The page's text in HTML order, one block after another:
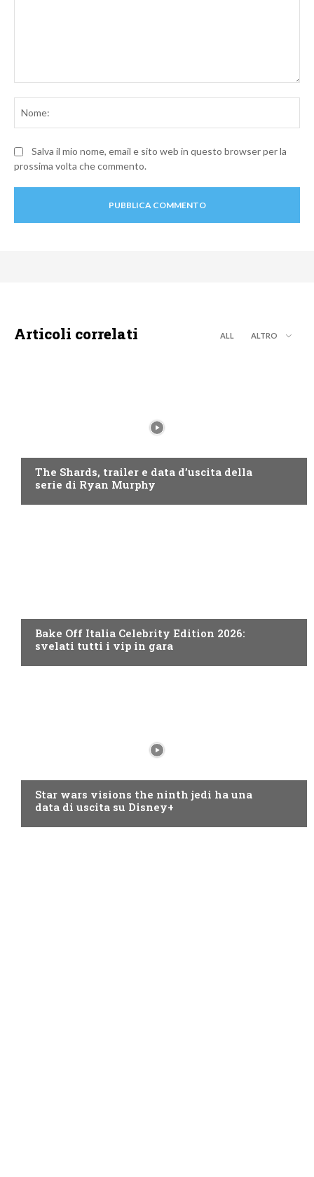
Salva il mio nome, email e sito web in questo browser per la
prossima volta che commento.
Articoli correlati ALL ALTRO
The Shards, trailer e data d’uscita della
serie di Ryan Murphy
Bake Off Italia Celebrity Edition 2026:
svelati tutti i vip in gara
Star wars visions the ninth jedi ha una
data di uscita su Disney+